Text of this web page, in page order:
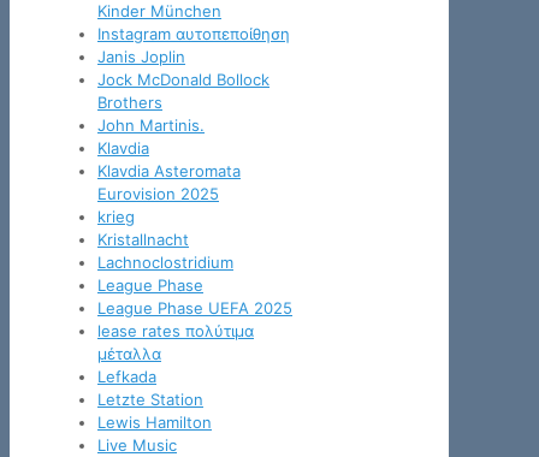
Kinder München
Instagram αυτοπεποίθηση
Janis Joplin
Jock McDonald Bollock
Brothers
John Martinis.
Klavdia
Klavdia Asteromata
Eurovision 2025
krieg
Kristallnacht
Lachnoclostridium
League Phase
League Phase UEFA 2025
lease rates πολύτιμα
μέταλλα
Lefkada
Letzte Station
Lewis Hamilton
Live Music